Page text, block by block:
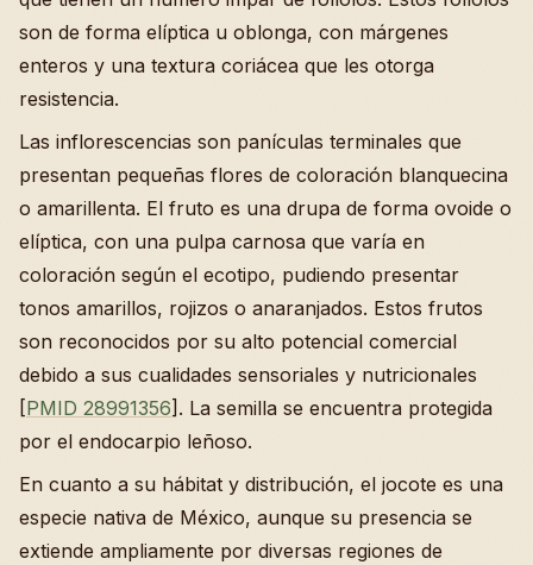
son de forma elíptica u oblonga, con márgenes
enteros y una textura coriácea que les otorga
resistencia.
Las inflorescencias son panículas terminales que
presentan pequeñas flores de coloración blanquecina
o amarillenta. El fruto es una drupa de forma ovoide o
elíptica, con una pulpa carnosa que varía en
coloración según el ecotipo, pudiendo presentar
tonos amarillos, rojizos o anaranjados. Estos frutos
son reconocidos por su alto potencial comercial
debido a sus cualidades sensoriales y nutricionales
[PMID 28991356]. La semilla se encuentra protegida
por el endocarpio leñoso.
En cuanto a su hábitat y distribución, el jocote es una
especie nativa de México, aunque su presencia se
extiende ampliamente por diversas regiones de